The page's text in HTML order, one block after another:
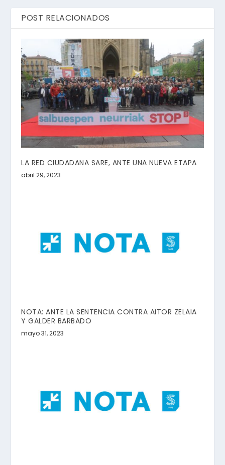
POST RELACIONADOS
LA RED CIUDADANA SARE, ANTE UNA NUEVA ETAPA
abril 29, 2023
NOTA: ANTE LA SENTENCIA CONTRA AITOR ZELAIA
Y GALDER BARBADO
mayo 31, 2023